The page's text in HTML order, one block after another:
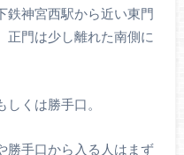
鉄神宮西駅から近い東門
正門は少し離れた南側に
くは勝手口。
勝手口から入る人はまず